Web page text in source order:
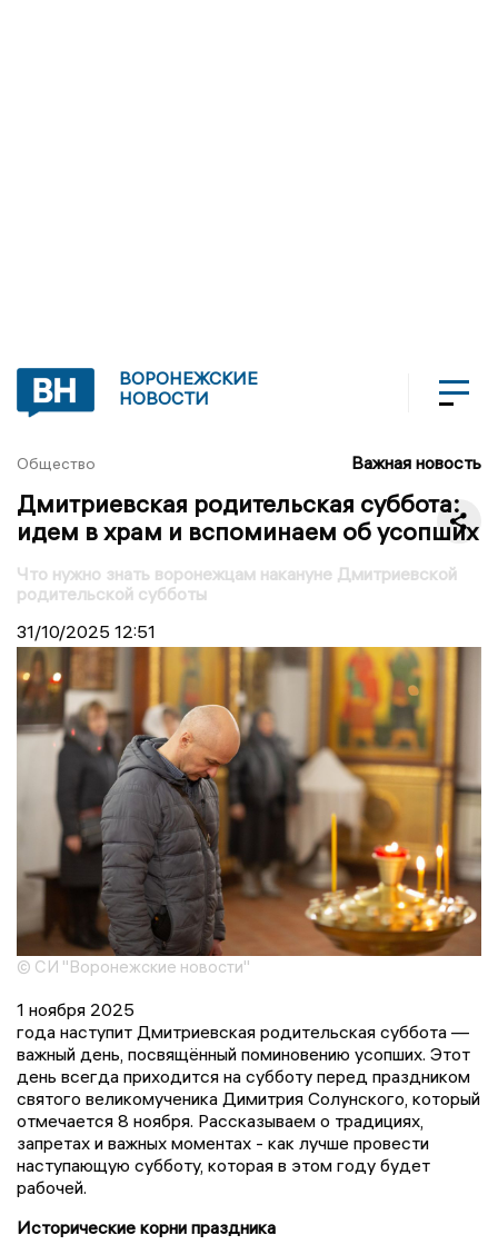
ВОРОНЕЖСКИЕ
НОВОСТИ
Общество Важная новость
Дмитриевская родительская суббота:
идем в храм и вспоминаем об усопших
Что нужно знать воронежцам накануне Дмитриевской
родительской субботы
31/10/2025 12:51
© СИ "Воронежские новости"
1 ноября 2025
года наступит Дмитриевская родительская суббота —
важный день, посвящённый поминовению усопших. Этот
день всегда приходится на субботу перед праздником
святого великомученика Димитрия Солунского, который
отмечается 8 ноября. Рассказываем о традициях,
запретах и важных моментах - как лучше провести
наступающую субботу, которая в этом году будет
рабочей.
Исторические корни праздника